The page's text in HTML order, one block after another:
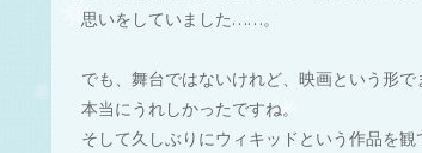
思いをしていました……。
でも、舞台ではないけれど、映画という形
本当にうれしかったですね。
そして久しぶりにウィキッドという作品を